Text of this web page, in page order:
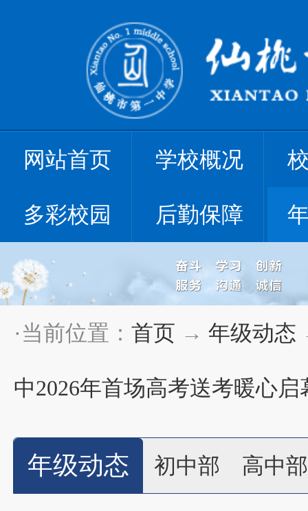
网站首页 学校概况
多彩校园 后勤保障
·当前位置： 首页 → 年级动态
中2026年首场高考送考暖心启
年级动态 初中部 高中部